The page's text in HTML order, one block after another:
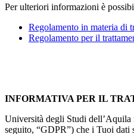
Per ulteriori informazioni è
Regolamento in materia di
Regolamento per il
INFORMATIVA PER IL
Università degli Studi dell’Aquila
seguito, “GDPR”) che i Tuoi dati